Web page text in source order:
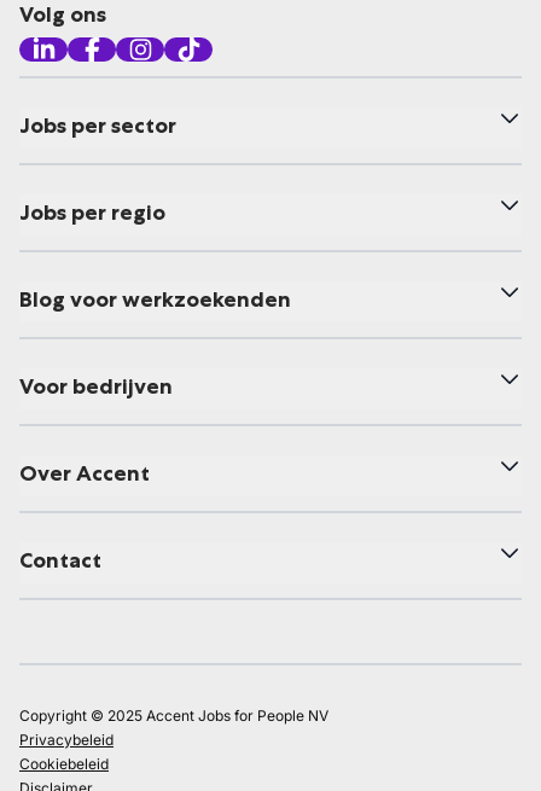
Volg ons
Jobs per sector
Jobs per regio
Blog voor werkzoekenden
Voor bedrijven
Over Accent
Contact
Copyright © 2025 Accent Jobs for People NV
Privacybeleid
Cookiebeleid